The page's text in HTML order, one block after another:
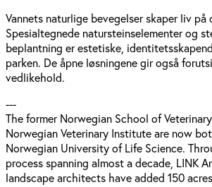
Vannets naturlige bevegelser skaper liv på
Spesialtegnede natursteinselementer og
beplantning er estetiske,
parken. De åpne løsningene gir også
vedlikehold.
---
The former Norwegian School of
Norwegian Veterinary Institute are now
Norwegian University of Life Science.
process spanning almost a decade, LINK
landscape architects have added 150